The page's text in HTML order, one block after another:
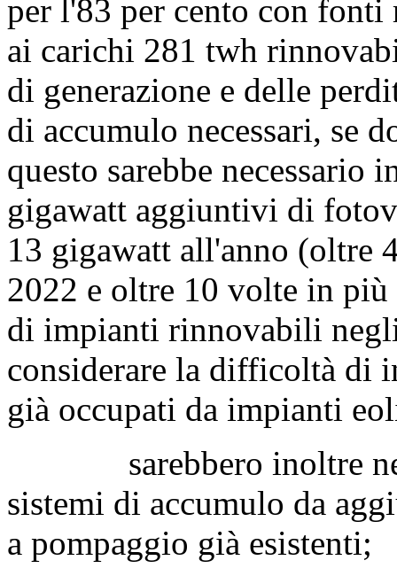
per l'83 per cento con
ai carichi 281 twh
di generazione e delle
di accumulo necessari, se
questo sarebbe necessario
gigawatt aggiuntivi di
13 gigawatt all'anno (oltre
2022 e oltre 10 volte in
di impianti rinnovabili
considerare la difficoltà di
già occupati da impianti
sarebbero inoltre
sistemi di accumulo da
a pompaggio già esistenti;